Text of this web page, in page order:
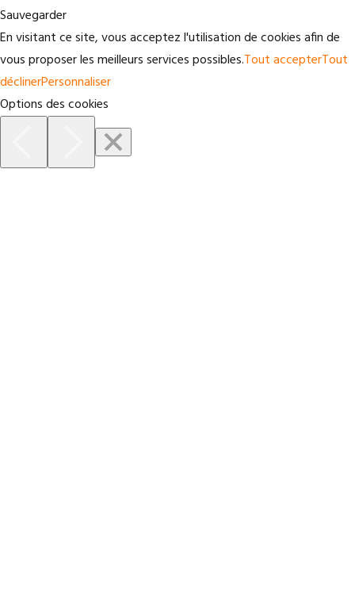
Sauvegarder
En visitant ce site, vous acceptez l'utilisation de cookies afin de
vous proposer les meilleurs services possibles.Tout accepterTout
déclinerPersonnaliser
Options des cookies